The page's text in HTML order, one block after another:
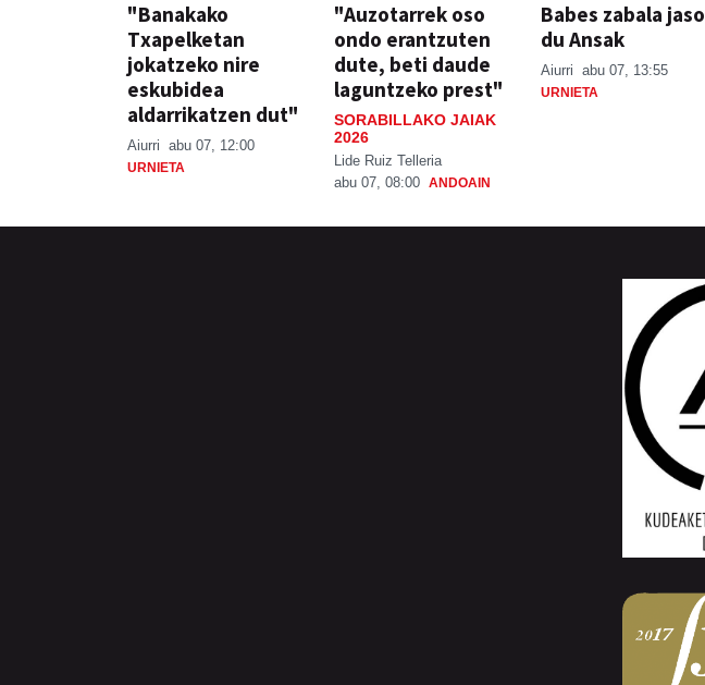
"Banakako
Txapelketan
jokatzeko nire
eskubidea
aldarrikatzen dut"
Aiurri abu 07, 12:00
URNIETA
"Auzotarrek oso
ondo erantzuten
dute, beti daude
laguntzeko prest"
SORABILLAKO JAIAK
2026
Lide Ruiz Telleria
abu 07, 08:00 ANDOAIN
Babes zabala jaso
du Ansak
Aiurri abu 07, 13:55
URNIETA